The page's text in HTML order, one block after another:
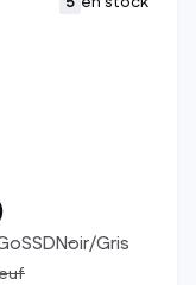
SSDNoir/Gris